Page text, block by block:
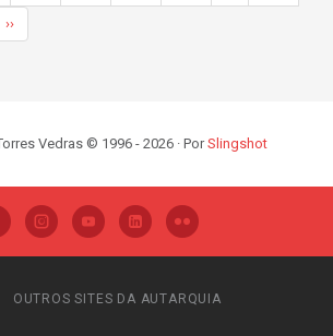
››
Vedras © 1996 - 2026 · PorSlingshot
OUTROS SITES DA AUTARQUIA